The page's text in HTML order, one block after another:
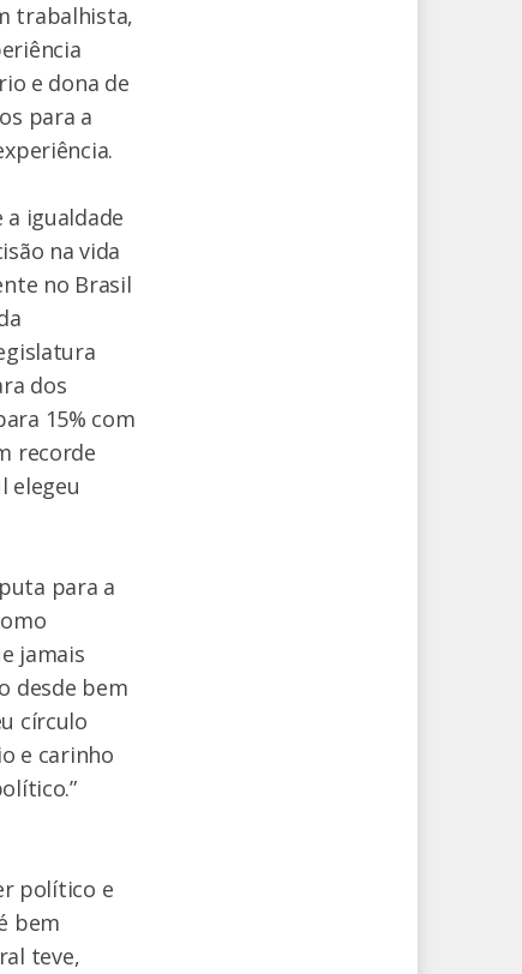
trabalhista,
e dona de
para a
igualdade
na vida
no Brasil
dos
15% com
recorde
elegeu
para a
jamais
desde bem
círculo
e carinho
político e
bem
teve,